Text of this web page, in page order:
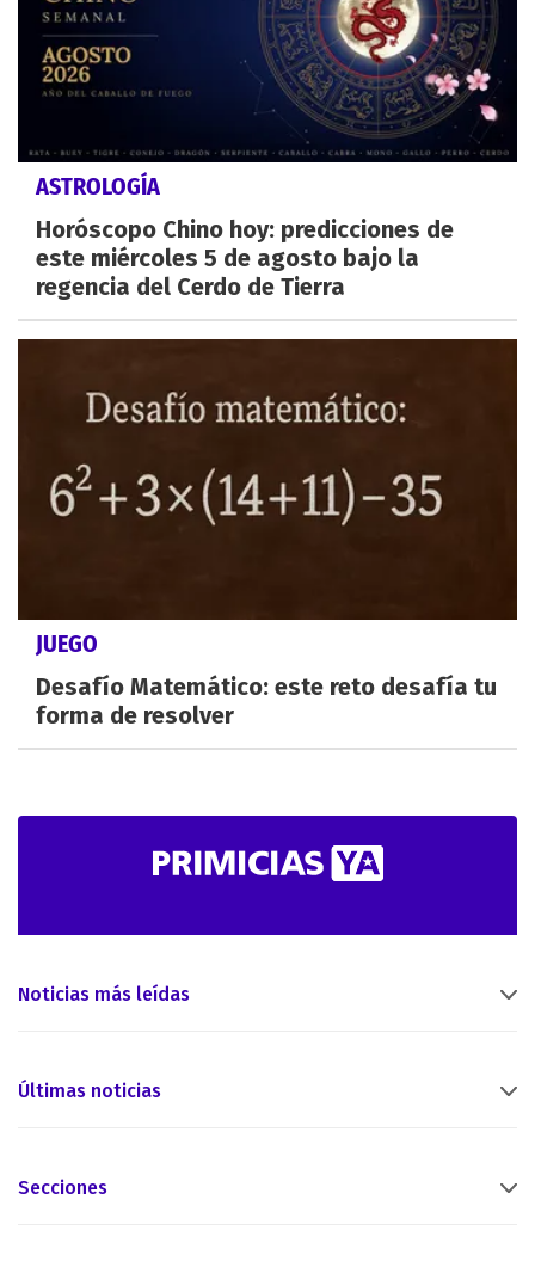
ASTROLOGÍA
Horóscopo Chino hoy: predicciones de
este miércoles 5 de agosto bajo la
regencia del Cerdo de Tierra
JUEGO
Desafío Matemático: este reto desafía tu
forma de resolver
Noticias más leídas
Últimas noticias
Secciones